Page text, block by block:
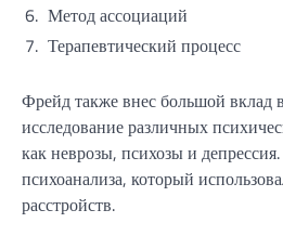
6. Метод ассоциаций
7. Терапевтический процесс
Фрейд также внес большой вклад
исследование различных
как неврозы, психозы и
психоанализа, который
расстройств.